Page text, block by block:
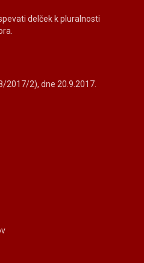
delček k pluralnosti
2017/2), dne 20.9.2017.